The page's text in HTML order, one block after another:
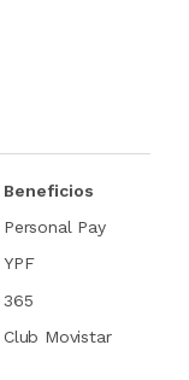
Beneficios
Personal Pay
YPF
365
Club Movistar